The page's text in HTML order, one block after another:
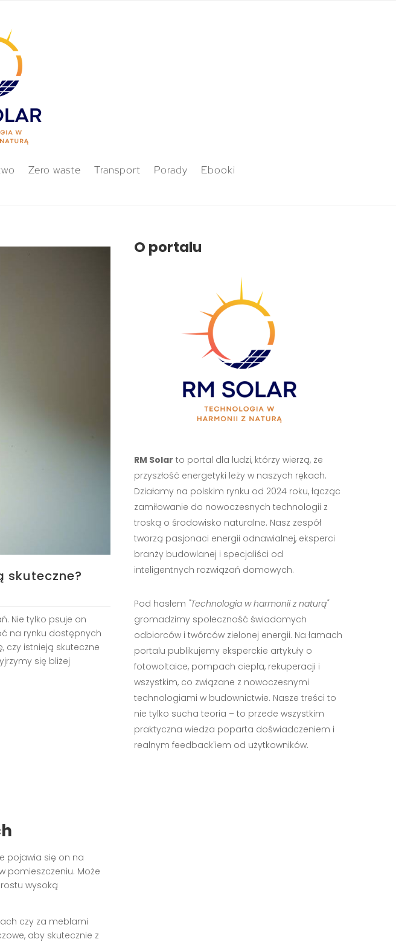
Zero waste Transport Porady Ebooki
skuteczne?
Nie tylko psuje on
na rynku dostępnych
czy istnieją skuteczne
się bliżej
pojawia się on na
pomieszczeniu. Może
wysoką
czy za meblami
aby skutecznie z
O portalu
RM Solar to portal dla ludzi, którzy wierzą, że
przyszłość energetyki leży w naszych rękach.
Działamy na polskim rynku od 2024 roku, łącząc
zamiłowanie do nowoczesnych technologii z
troską o środowisko naturalne. Nasz zespół
tworzą pasjonaci energii odnawialnej, eksperci
branży budowlanej i specjaliści od
inteligentnych rozwiązań domowych.
Pod hasłem "Technologia w harmonii z naturą"
gromadzimy społeczność świadomych
odbiorców i twórców zielonej energii. Na łamach
portalu publikujemy eksperckie artykuły o
fotowoltaice, pompach ciepła, rekuperacji i
wszystkim, co związane z nowoczesnymi
technologiami w budownictwie. Nasze treści to
nie tylko sucha teoria – to przede wszystkim
praktyczna wiedza poparta doświadczeniem i
realnym feedback'iem od użytkowników.